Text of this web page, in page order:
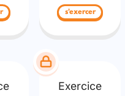
s'exercer
Exercice